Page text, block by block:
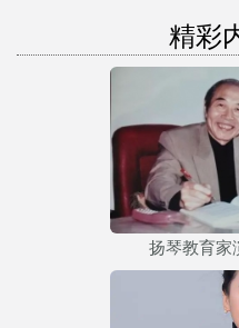
精彩
扬琴教育家